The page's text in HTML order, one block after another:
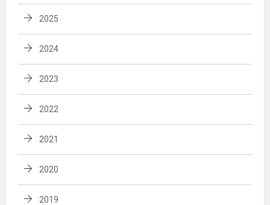
2025
2024
2023
2022
2021
2020
2019